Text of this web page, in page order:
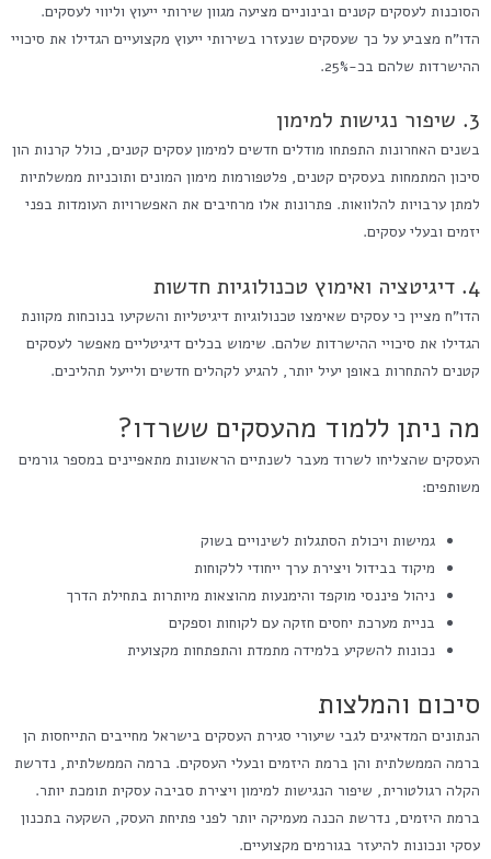
הסוכנות לעסקים קטנים ובינוניים מציעה מגוון שירותי ייעוץ וליווי לעסקים.
הדו"ח מצביע על כך שעסקים שנעזרו בשירותי ייעוץ מקצועיים הגדילו את סיכויי
ההישרדות שלהם בכ-25%.
3. שיפור נגישות למימון
בשנים האחרונות התפתחו מודלים חדשים למימון עסקים קטנים, כולל קרנות הון
סיכון המתמחות בעסקים קטנים, פלטפורמות מימון המונים ותוכניות ממשלתיות
למתן ערבויות להלוואות. פתרונות אלו מרחיבים את האפשרויות העומדות בפני
יזמים ובעלי עסקים.
4. דיגיטציה ואימוץ טכנולוגיות חדשות
הדו"ח מציין כי עסקים שאימצו טכנולוגיות דיגיטליות והשקיעו בנוכחות מקוונת
הגדילו את סיכויי ההישרדות שלהם. שימוש בכלים דיגיטליים מאפשר לעסקים
קטנים להתחרות באופן יעיל יותר, להגיע לקהלים חדשים ולייעל תהליכים.
מה ניתן ללמוד מהעסקים ששרדו?
העסקים שהצליחו לשרוד מעבר לשנתיים הראשונות מתאפיינים במספר גורמים
משותפים:
גמישות ויכולת הסתגלות לשינויים בשוק
מיקוד בבידול ויצירת ערך ייחודי ללקוחות
ניהול פיננסי מוקפד והימנעות מהוצאות מיותרות בתחילת הדרך
בניית מערכת יחסים חזקה עם לקוחות וספקים
נכונות להשקיע בלמידה מתמדת והתפתחות מקצועית
סיכום והמלצות
הנתונים המדאיגים לגבי שיעורי סגירת העסקים בישראל מחייבים התייחסות הן
ברמה הממשלתית והן ברמת היזמים ובעלי העסקים. ברמה הממשלתית, נדרשת
הקלה רגולטורית, שיפור הנגישות למימון ויצירת סביבה עסקית תומכת יותר.
ברמת היזמים, נדרשת הכנה מעמיקה יותר לפני פתיחת העסק, השקעה בתכנון
עסקי ונכונות להיעזר בגורמים מקצועיים.